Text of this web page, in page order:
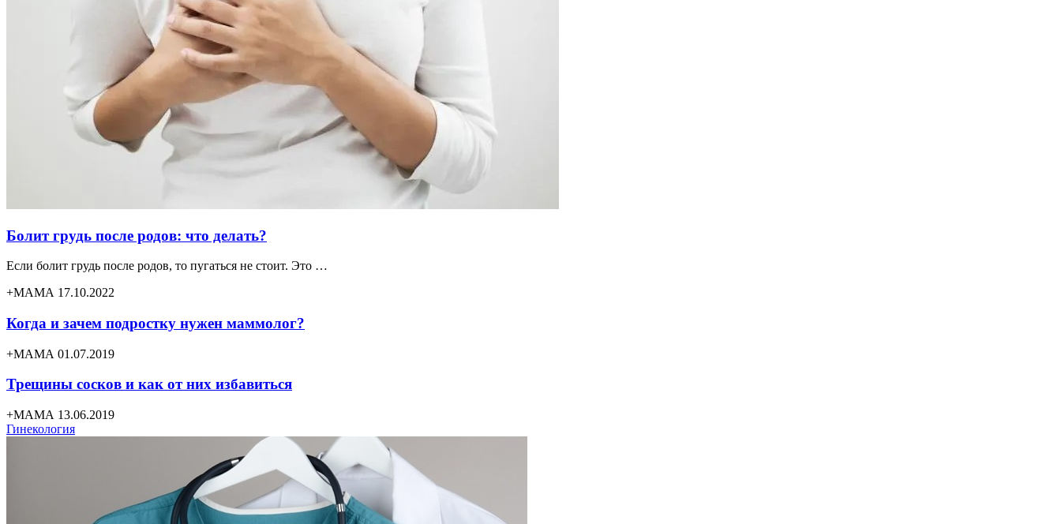
Болит грудь после родов: что делать?
Если болит грудь после родов, то пугаться не стоит. Это …
+МАМА 17.10.2022
Когда и зачем подростку нужен маммолог?
+МАМА 01.07.2019
Трещины сосков и как от них избавиться
+МАМА 13.06.2019
Гинекология